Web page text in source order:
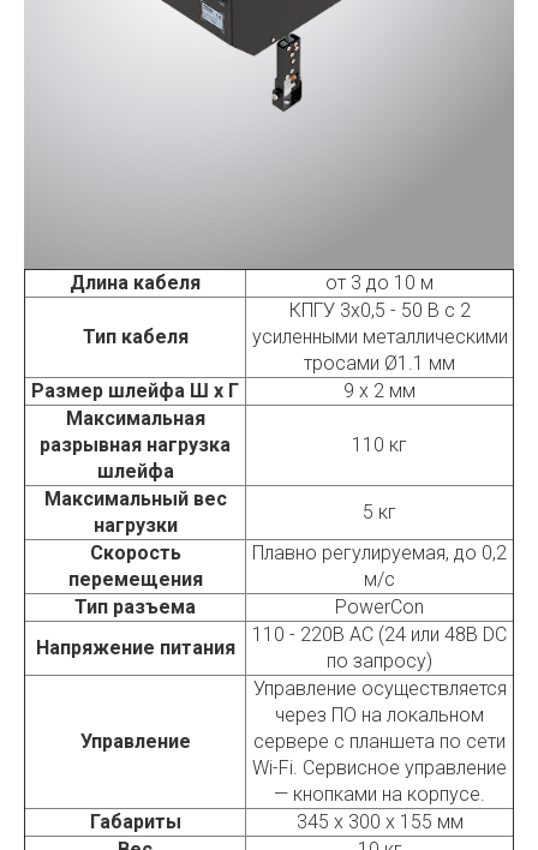
Длина кабеля от 3 до 10 м
Тип кабеля
КПГУ 3х0,5 - 50 В с 2
усиленными металлическими
тросами Ø1.1 мм
Размер шлейфа Ш х Г
9 х 2 мм
Максимальная
разрывная нагрузка
шлейфа
110 кг
Максимальный вес
нагрузки
5 кг
Скорость
перемещения
Плавно регулируемая, до 0,2
м/с
Тип разъема
PowerCon
Напряжение питания
110 - 220В AC (24 или 48В DC
по запросу)
Управление
Управление осуществляется
через ПО на локальном
сервере с планшета по сети
Wi-Fi. Сервисное управление
— кнопками на корпусе.
Габариты
345 х 300 х 155 мм